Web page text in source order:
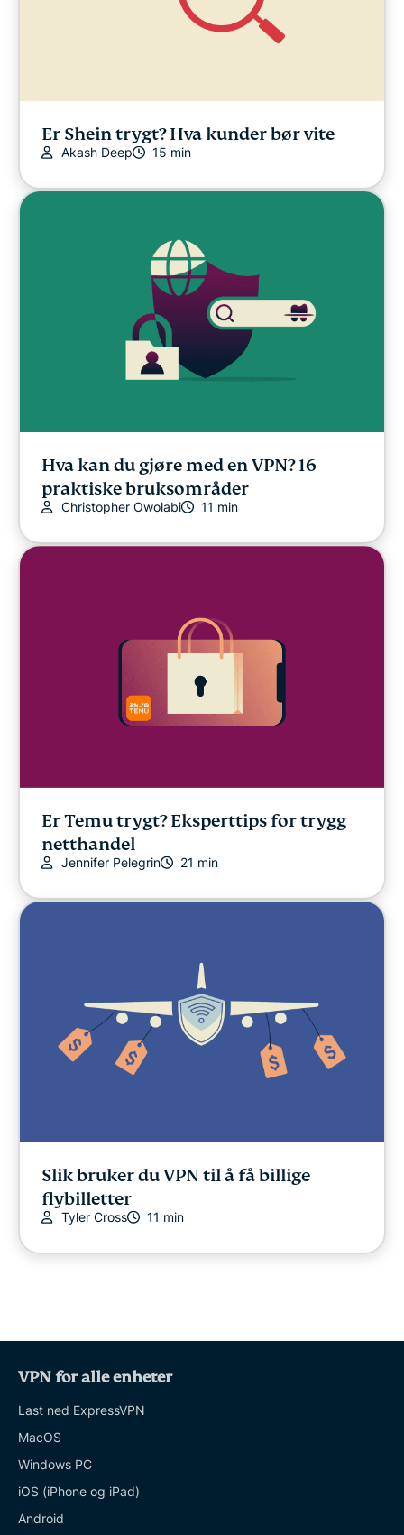
Er Shein trygt? Hva kunder bør vite
Akash Deep 15 min
Hva kan du gjøre med en VPN? 16
praktiske bruksområder
Christopher Owolabi 11 min
Er Temu trygt? Eksperttips for trygg
netthandel
Jennifer Pelegrin 21 min
Slik bruker du VPN til å få billige
flybilletter
Tyler Cross 11 min
VPN for alle enheter
Last ned ExpressVPN
MacOS
Windows PC
iOS (iPhone og iPad)
Android